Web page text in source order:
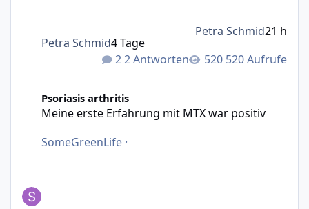
2 Antworten 520 Aufrufe
Petra Schmid4 Tage
Petra Schmid21 h
Psoriasis arthritis
Meine erste Erfahrung mit MTX war positiv
SomeGreenLife ·